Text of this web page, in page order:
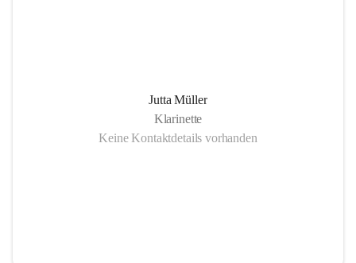
Jutta Müller
Klarinette
Keine Kontaktdetails vorhanden